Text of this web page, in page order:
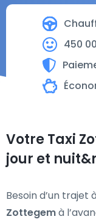
450
Votre Taxi
jour et
Besoin d’un trajet
Zottegemà